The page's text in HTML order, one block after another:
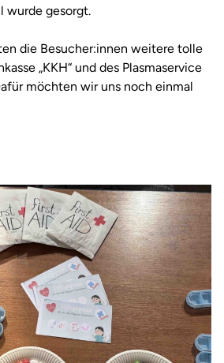
wurde gesorgt.
die Besucher:innen weitere tolle
„KKH“ und des Plasmaservice
möchten wir uns noch einmal